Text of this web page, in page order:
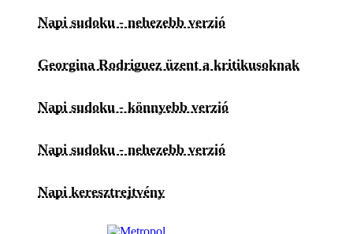
Napi sudoku - nehezebb verzió
Georgina Rodriguez üzent a kritikusoknak
Napi sudoku - könnyebb verzió
Napi sudoku - nehezebb verzió
Napi keresztrejtvény